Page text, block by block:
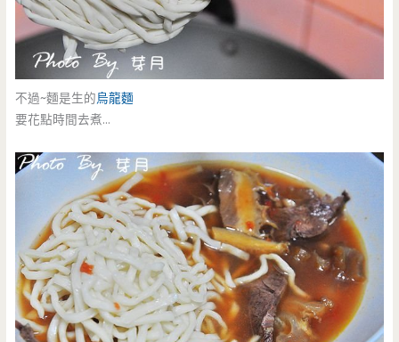
不過~麵是生的烏龍麵
要花點時間去煮…